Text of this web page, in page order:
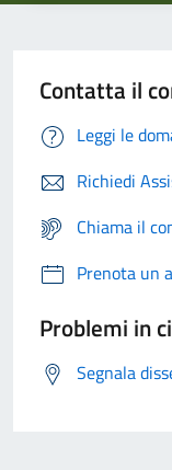
Contatta il
Leggi le
Richiedi
Chiama il
Prenota un
Problemi in
Segnala